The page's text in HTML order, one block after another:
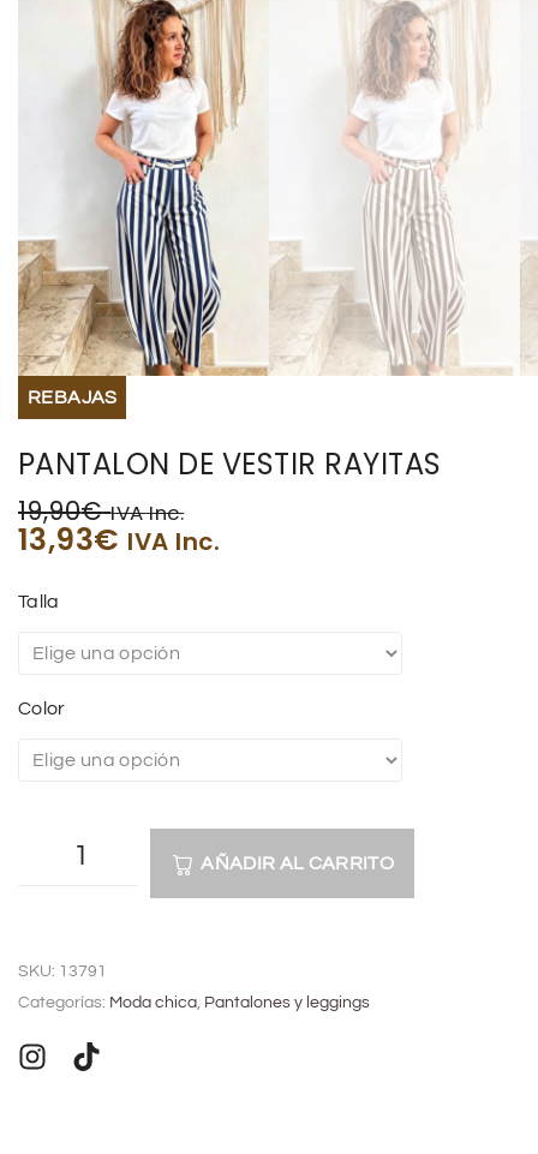
REBAJAS
PANTALON DE VESTIR RAYITAS
19,90€ IVA Inc.
13,93€ IVA Inc.
Talla
Color
AÑADIR AL CARRITO
t
e
r
SKU: 13791
Categorías: Moda chica, Pantalones y leggings